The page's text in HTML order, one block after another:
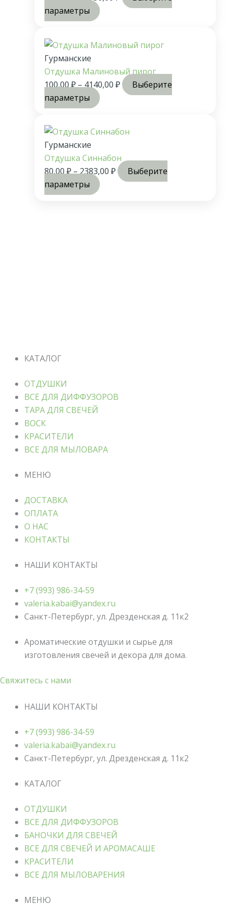
параметры
Гурманские
Отдушка Малиновый пирог
100,00₽–4140,00 ₽
Выберите
параметры
Гурманские
Отдушка Синнабон
80,00₽–2383,00 ₽
Выберите
параметры
КАТАЛОГ
ОТДУШКИ
ВСЕ ДЛЯ ДИФФУЗОРОВ
ТАРА ДЛЯ СВЕЧЕЙ
ВОСК
КРАСИТЕЛИ
ВСЕ ДЛЯ МЫЛОВАРА
МЕНЮ
ДОСТАВКА
ОПЛАТА
О НАС
КОНТАКТЫ
НАШИ КОНТАКТЫ
+7 (993) 986-34-59
valeria.kabai@yandex.ru
Санкт-Петербург, ул. Дрезденская д. 11к2
Ароматические отдушки и сырье для
изготовления свечей и декора для дома.
Свяжитесь с нами
НАШИ КОНТАКТЫ
+7 (993) 986-34-59
valeria.kabai@yandex.ru
Санкт-Петербург, ул. Дрезденская д. 11к2
КАТАЛОГ
ОТДУШКИ
ВСЕ ДЛЯ ДИФФУЗОРОВ
БАНОЧКИ ДЛЯ СВЕЧЕЙ
ВСЕ ДЛЯ СВЕЧЕЙ И АРОМАСАШЕ
КРАСИТЕЛИ
ВСЕ ДЛЯ МЫЛОВАРЕНИЯ
МЕНЮ